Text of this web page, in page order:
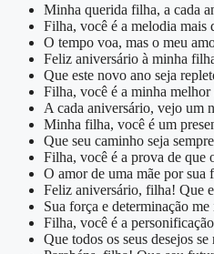
Minha querida filha, a cada
Filha, você é a melodia mais
O tempo voa, mas o meu
Feliz aniversário à minha
Que este novo ano seja
Filha, você é a minha
A cada aniversário, vejo um
Minha filha, você é um
Que seu caminho seja
Filha, você é a prova de que
O amor de uma mãe por sua
Feliz aniversário, filha! Que
Sua força e determinação
Filha, você é a
Que todos os seus desejos